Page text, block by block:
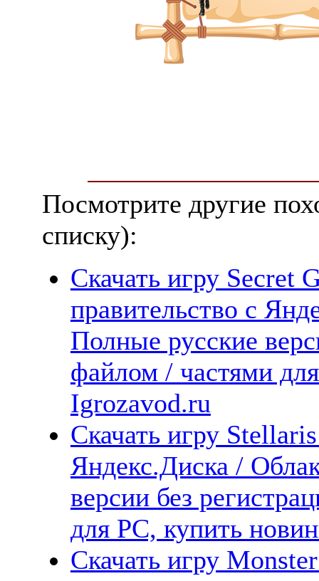
Посмотрите другие
списку):
Скачать игру Secret
правительство с
Полные русские
файлом / частями
Igrozavod.ru
Скачать игру
Яндекс.Диска /
версии без
для PC, купить
Скачать игру